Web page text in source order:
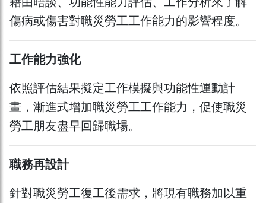
傷病或傷害對職災勞工工作能力的影響程度。
工作能力強化
依照評估結果擬定工作模擬與功能性運動計
畫，漸進式增加職災勞工工作能力，促使職災
勞工朋友盡早回歸職場。
職務再設計
針對職災勞工復工後需求，將現有職務加以重